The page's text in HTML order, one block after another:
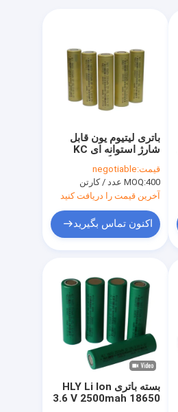
باتری لیتیوم یون قابل
شارژ استوانه ای KC
آمپر ساعت
قیمت:negotiable
MOQ:400 عدد / کارتن
آخرین قیمت را دریافت کنید
اکنون تماس بگیرید
بسته باتری HLY Li Ion
3.6 V 2500mah 18650